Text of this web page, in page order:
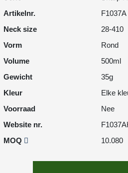
Artikelnr.
F1037A
Neck size
28-410
Vorm
Rond
Volume
500ml
Gewicht
35g
Kleur
Elke
Voorraad
Nee
Website nr.
MOQ
10.080